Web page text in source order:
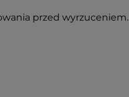
przed wyrzuceniem.